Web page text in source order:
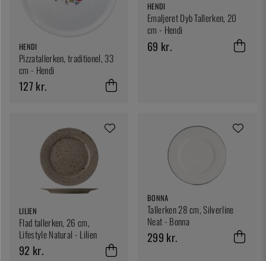
HENDI
Pizzatallerken, traditionel, 33
cm - Hendi
127 kr.
HENDI
Emaljeret Dyb Tallerken, 20
cm - Hendi
69 kr.
LILIEN
Flad tallerken, 26 cm,
Lifestyle Natural - Lilien
92 kr.
BONNA
Tallerken 28 cm, Silverline
Neat - Bonna
299 kr.